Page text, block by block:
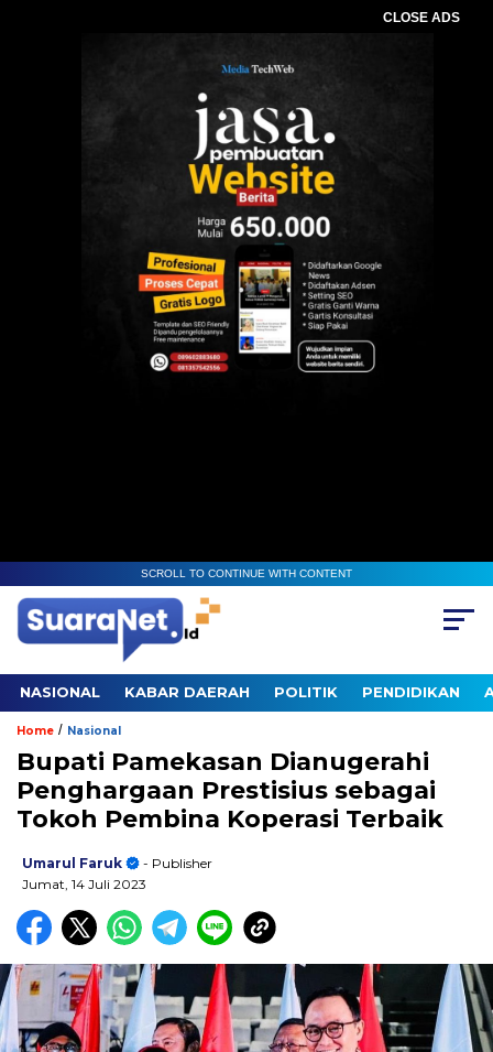
CLOSE ADS
SCROLL TO CONTINUE WITH CONTENT
NASIONAL KABAR DAERAH POLITIK PENDIDIKAN
Home / Nasional
Bupati Pamekasan Dianugerahi
Penghargaan Prestisius sebagai
Tokoh Pembina Koperasi Terbaik
Umarul Faruk
- Publisher
Jumat, 14 Juli 2023